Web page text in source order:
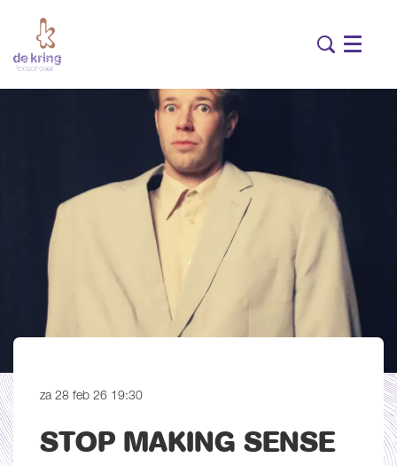
Menu
STOP MAKING SENSE
za 28 feb 26 19:30